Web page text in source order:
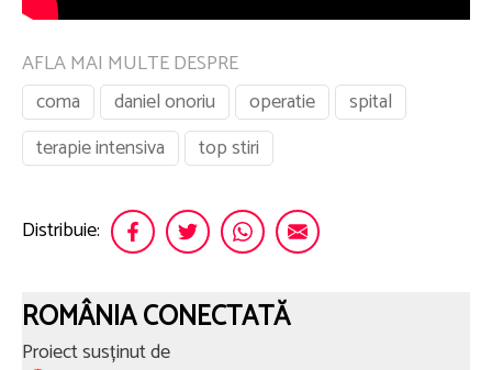
AFLA MAI MULTE DESPRE
coma
daniel onoriu operatie
spital
terapie intensiva
top stiri
Distribuie:
ROMÂNIA CONECTATĂ
Proiect susținut de